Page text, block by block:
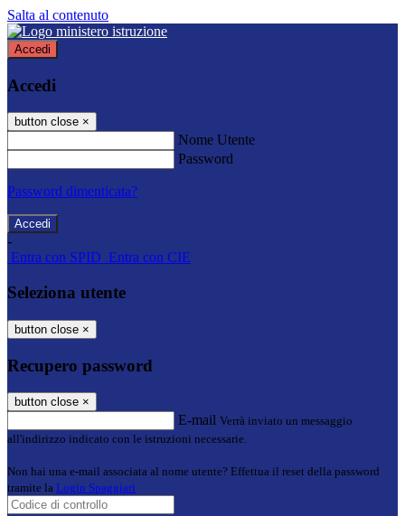
Salta al contenuto
Accedi
Accedi
button close ×
Nome Utente
Password
Password dimenticata?
-
Entra con SPID Entra con CIE
Seleziona utente
button close ×
Recupero password
button close ×
E-mail Verrà inviato un messaggio
all'indirizzo indicato con le istruzioni necessarie.
Non hai una e-mail associata al nome utente? Effettua il reset della password
tramite la Login Spaggiari